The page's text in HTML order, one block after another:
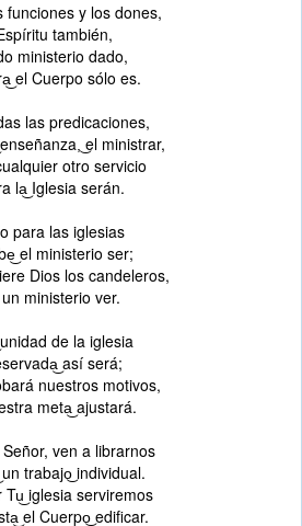
funciones y los dones,
también,
ministerio dado,
el Cuerpo sólo es.
las predicaciones,
el ministrar,
otro servicio
la͜ Iglesia serán.
para las iglesias
el ministerio ser;
Dios los candeleros,
ministerio ver.
de la iglesia
así será;
nuestros motivos,
meta͜ ajustará.
ven a librarnos
trabajo͜ individual.
Tu͜ iglesia serviremos
el Cuerpo͜ edificar.